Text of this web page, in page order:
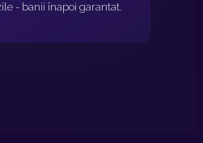
- banii înapoi garantat.